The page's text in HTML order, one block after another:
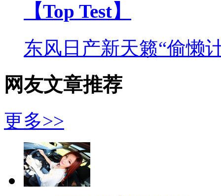
【Top Test】
东风日产新天籁“偷懒
网友文章推荐
更多>>